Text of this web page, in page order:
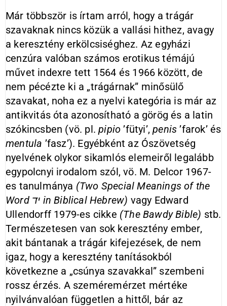
Már többször is írtam arról, hogy a trágár
szavaknak nincs közük a vallási hithez, avagy
a keresztény erkölcsiséghez. Az egyházi
cenzúra valóban számos erotikus témájú
művet indexre tett 1564 és 1966 között, de
nem pécézte ki a „trágárnak” minősülő
szavakat, noha ez a nyelvi kategória is már az
antikvitás óta azonosítható a görög és a latin
szókincsben (vö. pl.pipio ’fütyi’,penis’farok’ és
mentula ’fasz’). Egyébként az Ószövetség
nyelvének olykor sikamlós elemeiről legalább
egypolcnyi irodalom szól, vö. M. Delcor 1967-
es tanulmánya (Two Special Meanings of the
Word יד in Biblical Hebrew) vagy Edward
Ullendorff 1979-es cikke (The Bawdy Bible) stb.
Természetesen van sok keresztény ember,
akit bántanak a trágár kifejezések, de nem
igaz, hogy a keresztény tanításokból
következne a „csúnya szavakkal” szembeni
rossz érzés. A szeméremérzet mértéke
nyilvánvalóan független a hittől, bár az